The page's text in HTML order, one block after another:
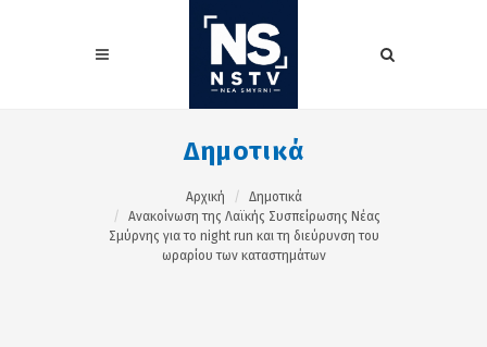
Δημοτικά
Αρχική
Δημοτικά
Ανακοίνωση της Λαϊκής Συσπείρωσης Νέας
Σμύρνης για το night run και τη διεύρυνση του
ωραρίου των καταστημάτων